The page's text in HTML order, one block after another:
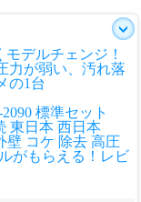
デルチェンジ！
力が弱い、汚れ落
の1台
標準セット
東日本 西日本
壁 コケ 除去 高圧
がもらえる！レビ